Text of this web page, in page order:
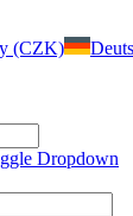
(CZK)
Dropdown